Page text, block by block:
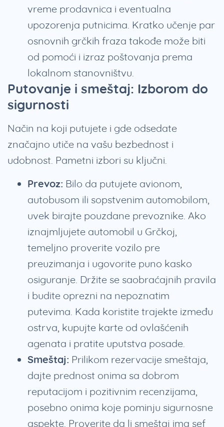
vreme prodavnica i eventualna
upozorenja putnicima. Kratko učenje par
osnovnih grčkih fraza takođe može biti
od pomoći i izraz poštovanja prema
lokalnom stanovništvu.
Putovanje i smeštaj: Izborom do
sigurnosti
Način na koji putujete i gde odsedate
značajno utiče na vašu bezbednost i
udobnost. Pametni izbori su ključni.
Prevoz: Bilo da putujete avionom,
autobusom ili sopstvenim automobilom,
uvek birajte pouzdane prevoznike. Ako
iznajmljujete automobil u Grčkoj,
temeljno proverite vozilo pre
preuzimanja i ugovorite puno kasko
osiguranje. Držite se saobraćajnih pravila
i budite oprezni na nepoznatim
putevima. Kada koristite trajekte između
ostrva, kupujte karte od ovlašćenih
agenata i pratite uputstva posade.
Smeštaj: Prilikom rezervacije smeštaja,
dajte prednost onima sa dobrom
reputacijom i pozitivnim recenzijama,
posebno onima koje pominju sigurnosne
aspekte. Proverite da li smeštaj ima sef